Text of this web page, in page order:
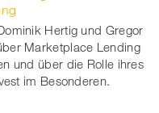
Hertig und Gregor
Marketplace Lending
und über die Rolle ihres
im Besonderen.